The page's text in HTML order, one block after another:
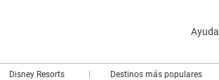
Ayuda
Disney Resorts Destinos más populares